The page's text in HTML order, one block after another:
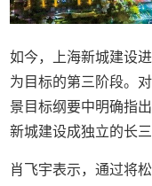
如今，上海新城建设
为目标的第三阶段。
景目标纲要中明确指
新城建设成独立的长
肖飞宇表示，通过将